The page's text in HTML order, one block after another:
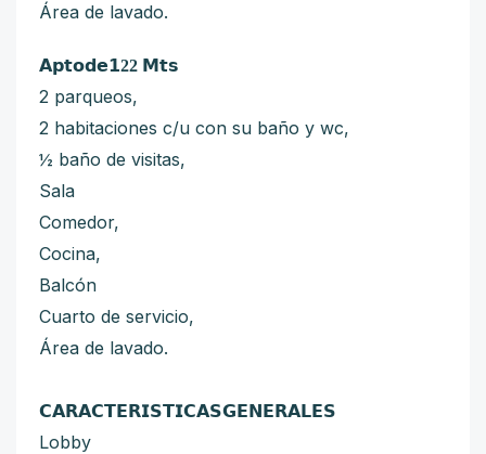
Área de lavado.
𝗔𝗽𝘁𝗼𝗱𝗲𝟭22 𝗠 𝘁𝘀
2 parqueos,
2 habitaciones c/u con su baño y wc,
½ baño de visitas,
Sala
Comedor,
Cocina,
Balcón
Cuarto de servicio,
Área de lavado.
𝗖𝗔𝗥𝗔𝗖𝗧𝗘𝗥𝗜𝗦𝗧𝗜𝗖𝗔𝗦𝗚𝗘𝗡𝗘𝗥𝗔𝗟𝗘𝗦
Lobby